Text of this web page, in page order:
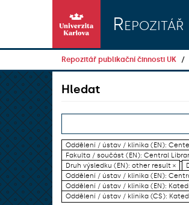
Repozitář publikační činnosti UK
Hledat
Oddělení / ústav / klinika (EN):
Fakulta / součást (EN): Central
Druh výsledku (EN): other result ×
Oddělení / ústav / klinika (EN):
Oddělení / ústav / klinika (EN):
Oddělení / ústav / klinika (CS):